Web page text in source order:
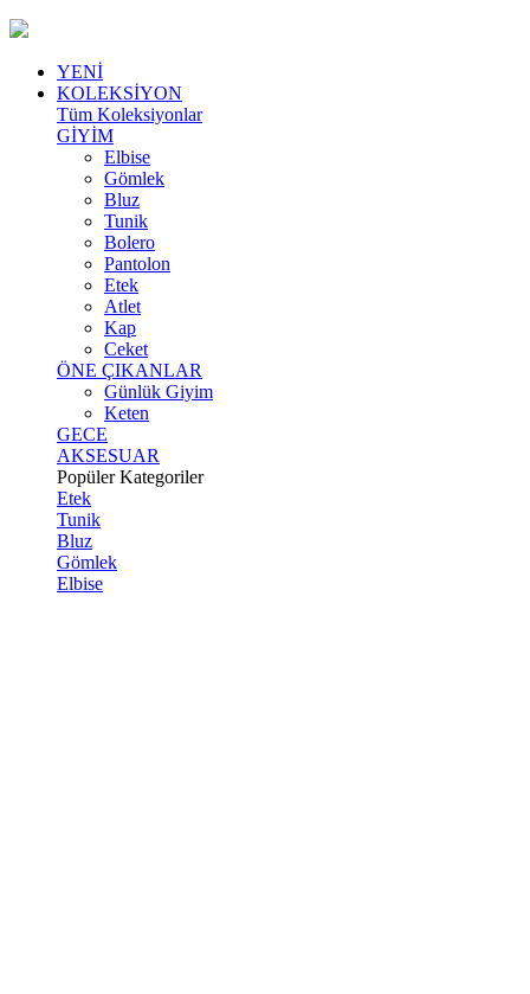
YENİ
KOLEKSİYON
Tüm Koleksiyonlar
GİYİM
Elbise
Gömlek
Bluz
Tunik
Bolero
Pantolon
Etek
Atlet
Kap
Ceket
ÖNE ÇIKANLAR
Günlük Giyim
Keten
GECE
AKSESUAR
Popüler Kategoriler
Etek
Tunik
Bluz
Gömlek
Elbise